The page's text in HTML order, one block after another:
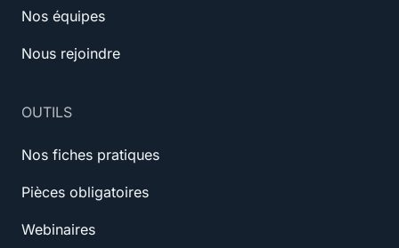
Nos équipes
Nous rejoindre
OUTILS
Nos fiches pratiques
Pièces obligatoires
Webinaires